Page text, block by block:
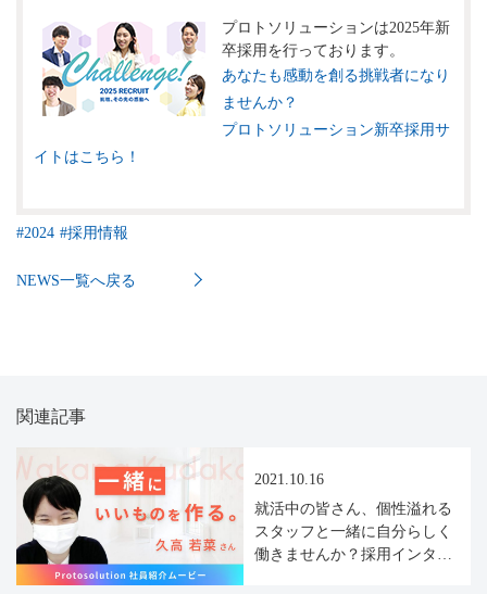
プロトソリューションは2025年新
卒採用を行っております。
あなたも感動を創る挑戦者になり
ませんか？
プロトソリューション新卒採用サ
イトはこちら！
#2024 #採用情報
NEWS一覧へ戻る
関連記事
2021.10.16
就活中の皆さん、個性溢れる
スタッフと一緒に自分らしく
働きませんか？採用インタビ